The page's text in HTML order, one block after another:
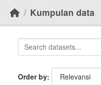
Kumpulan data
Order by